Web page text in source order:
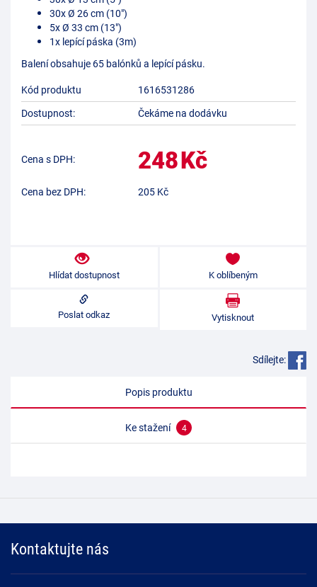
30x Ø 26 cm (10")
5x Ø 33 cm (13")
1x lepící páska (3m)
Balení obsahuje 65 balónků a lepící pásku.
Kód produktu
1616531286
Dostupnost:
Čekáme na dodávku
Cena s DPH: 248Kč
Cena bez DPH: 205 Kč
Hlídat dostupnost K oblíbeným
Poslat odkaz Vytisknout
Sdílejte:
Popis produktu
Ke stažení 4
Kontaktujte nás